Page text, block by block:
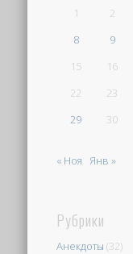
1
2
8
9
15
16
22
23
29
30
« Ноя Янв »
Рубрики
Анекдоты (32)